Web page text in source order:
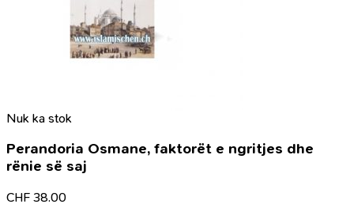
Nuk ka stok
Perandoria Osmane, faktorët e ngritjes dhe
rënie së saj
CHF 38.00